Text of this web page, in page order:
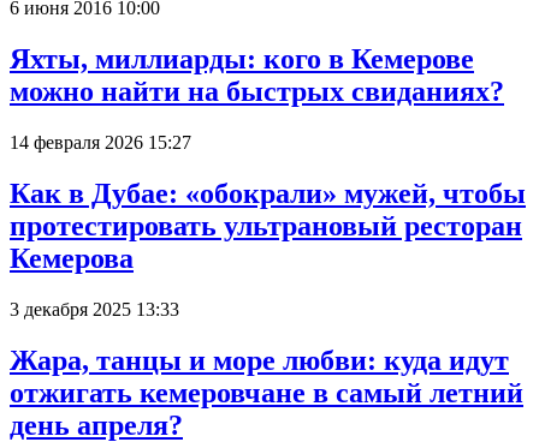
6 июня 2016 10:00
Яхты, миллиарды: кого в Кемерове
можно найти на быстрых свиданиях?
14 февраля 2026 15:27
Как в Дубае: «обокрали» мужей, чтобы
протестировать ультрановый ресторан
Кемерова
3 декабря 2025 13:33
Жара, танцы и море любви: куда идут
отжигать кемеровчане в самый летний
день апреля?